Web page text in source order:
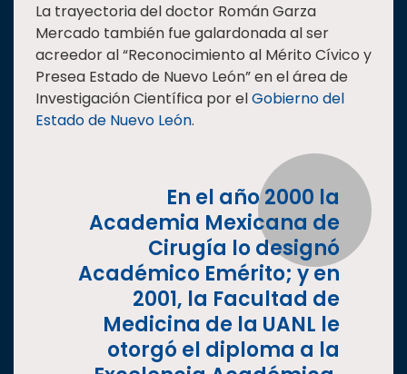
La trayectoria del doctor Román Garza
Mercado también fue galardonada al ser
acreedor al “Reconocimiento al Mérito Cívico y
Presea Estado de Nuevo León” en el área de
Investigación Científica por elGobierno del
Estado de Nuevo León.
En el año 2000 la
Academia Mexicana de
Cirugía lo designó
Académico Emérito; y en
2001, la Facultad de
Medicina de la UANL le
otorgó el diploma a la